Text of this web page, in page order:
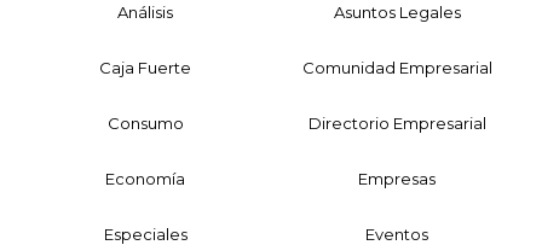
Análisis Asuntos Legales
Caja Fuerte Comunidad Empresarial
Consumo Directorio Empresarial
Economía Empresas
Especiales Eventos